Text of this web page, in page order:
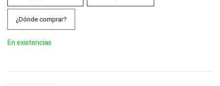
¿Dónde comprar?
En existencias